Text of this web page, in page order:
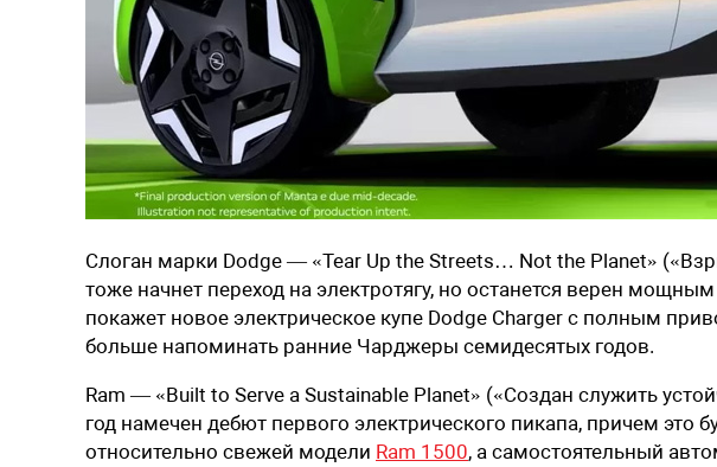
Слоган марки Dodge — «Tear Up the Streets… Not the Planet» («
тоже начнет переход на электротягу, но останется верен
покажет новое электрическое купе Dodge Charger с полным
больше напоминать ранние Чарджеры семидесятых годов.
Ram — «Built to Serve a Sustainable Planet» («Создан служить
год намечен дебют первого электрического пикапа, причем это
относительно свежей модели Ram 1500, а самостоятельный